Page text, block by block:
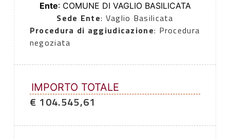
Ente: COMUNE DI VAGLIO BASILICATA
Sede Ente: Vaglio Basilicata
Procedura di aggiudicazione: Procedura
negoziata
IMPORTO TOTALE
€ 104.545,61